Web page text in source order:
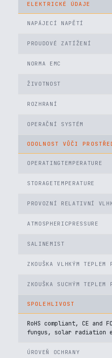
ELEKTRICKÉ ÚDAJE
NAPÁJECÍ NAPĚTÍ
PROUDOVÉ ZATÍŽENÍ
NORMA EMC
ŽIVOTNOST
ROZHRANÍ
OPERAČNÍ SYSTÉM
ODOLNOST VŮČI
OPERATINGTEMPERATURE
STORAGETEMPERATURE
PROVOZNÍ RELATIVNÍ
ATMOSPHERICPRESSURE
SALINEMIST
ZKOUŠKA VLHKÝM
ZKOUŠKA SUCHÝM
SPOLEHLIVOST
RoHS compliant, CE
fungus, solar radiation
ÚROVEŇ OCHRANY